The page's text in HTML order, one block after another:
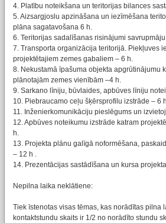
4. Platību noteikšana un teritorijas bilances
5. Aizsargjoslu apzināšana un iezīmēšana
plāna sagatavošana 6 h.
6. Teritorijas sadalīšanas risinājumi
7. Transporta organizācija teritorijā. Piekļuves
projektētajiem zemes gabaliem – 6 h.
8. Nekustamā īpašuma objekta apgrūtinājumu
plānotajām zemes vienībām –4 h.
9. Sarkano līniju, būvlaides, apbūves līniju
10. Piebraucamo ceļu šķērsprofilu izstrāde – 6
11. Inženierkomunikāciju pieslēgums un
12. Apbūves noteikumu izstrāde katram
h.
13. Projekta plānu galīgā noformēšana,
– 12 h .
14. Prezentācijas sastādīšana un kursa
Nepilna laika neklātiene:
Tiek īstenotas visas tēmas, kas norādītas pilna
kontaktstundu skaits ir 1/2 no norādīto stundu